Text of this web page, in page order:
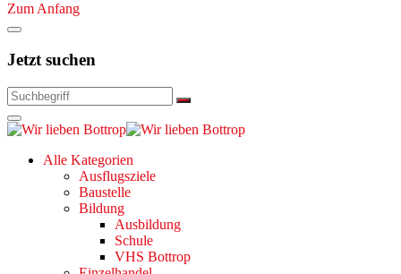
Zum Anfang
Jetzt suchen
Alle Kategorien
Ausflugsziele
Baustelle
Bildung
Ausbildung
Schule
VHS Bottrop